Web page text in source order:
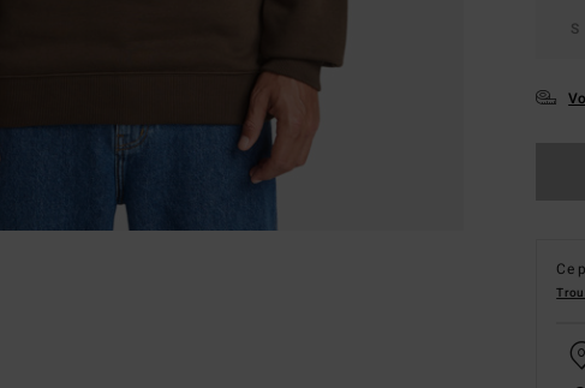
S
Ce